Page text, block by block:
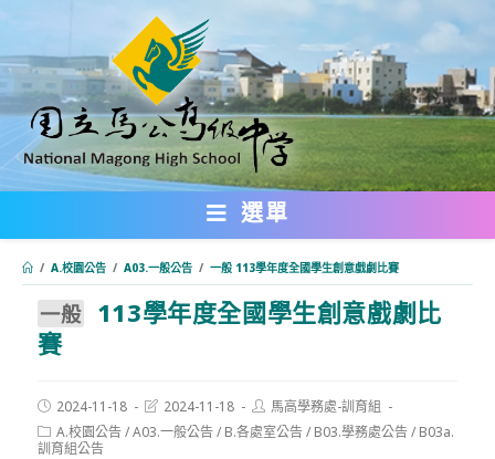
轉
主
要
內
選單
/ A.校園公告 / A03.一般公告 / ⼀般 113學年度全國學生創意戲劇比賽
⼀般
113學年度全國學生創意戲劇比
賽
Post
published:
2024-11-18
Post
modified:
2024-11-18
Post
author:
馬高學務處-訓育組
Post
category:
A.校園公告/A03.一般公告/ B.各處室公告/ B03.學務處公告/ B03a.
訓育組公告